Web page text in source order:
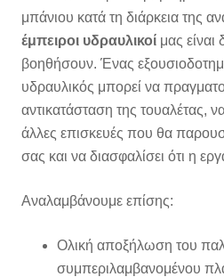
μπάνιου κατά τη διάρκεια της
έμπειροι υδραυλικοί μας είναι
βοηθήσουν. Ένας
υδραυλικός μπορεί να
αντικατάσταση της τουαλέτας,
άλλες επισκευές που θα
σας και να διασφαλίσει ότι η
Αναλαμβάνουμε επίσης:
Ολική αποξήλωση του
συμπεριλαμβανομένου